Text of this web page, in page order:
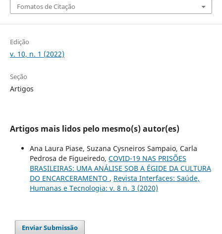
Fomatos de Citação
Edição
v. 10, n. 1 (2022)
Seção
Artigos
Artigos mais lidos pelo mesmo(s) autor(es)
Ana Laura Piase, Suzana Cysneiros Sampaio, Carla
Pedrosa de Figueiredo, COVID-19 NAS PRISÕES
BRASILEIRAS: UMA ANÁLISE SOB A ÉGIDE DA CULTURA
DO ENCARCERAMENTO , Revista Interfaces: Saúde,
Humanas e Tecnologia: v. 8 n. 3 (2020)
Enviar Submissão